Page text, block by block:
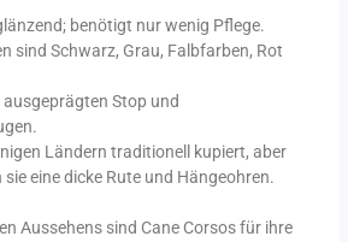
benötigt nur wenig Pflege.
sind Schwarz, Grau, Falbfarben, Rot
Stop und
Ländern traditionell kupiert, aber
eine dicke Rute und Hängeohren.
Aussehens sind Cane Corsos für ihre